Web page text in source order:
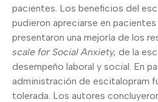
pacientes. Los beneficios del
pudieron apreciarse en
presentaron una mejoría de los
scale for Social Anxiety, de la
desempeño laboral y social. En
administración de escitalopram
tolerada. Los autores